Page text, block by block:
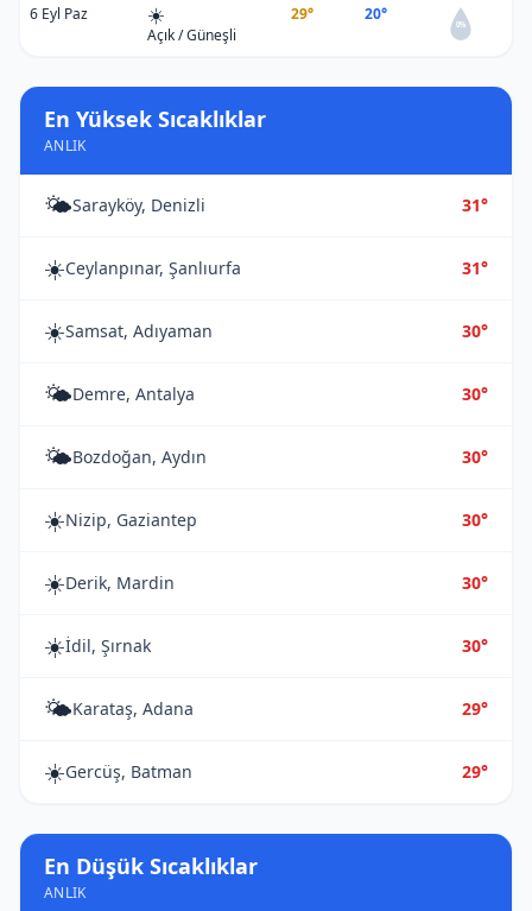
6 Eyl Paz ☀️
Açık / Güneşli
29° 20°
0%
En Yüksek Sıcaklıklar
ANLIK
🌤️Sarayköy, Denizli 31°
☀️Ceylanpınar, Şanlıurfa 31°
☀️Samsat, Adıyaman 30°
🌤️Demre, Antalya 30°
🌤️Bozdoğan, Aydın 30°
☀️Nizip, Gaziantep 30°
☀️Derik, Mardin 30°
☀️İdil, Şırnak 30°
🌤️Karataş, Adana 29°
☀️Gercüş, Batman 29°
En Düşük Sıcaklıklar
ANLIK